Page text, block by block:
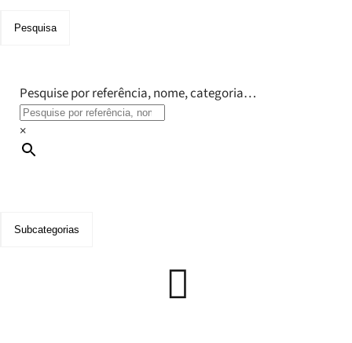
Pesquisa
Pesquise por referência, nome, categoria…
×
Subcategorias